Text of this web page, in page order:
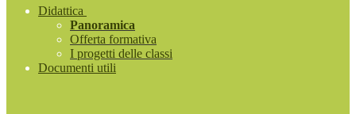
Didattica
Panoramica
Offerta formativa
I progetti delle classi
Documenti utili